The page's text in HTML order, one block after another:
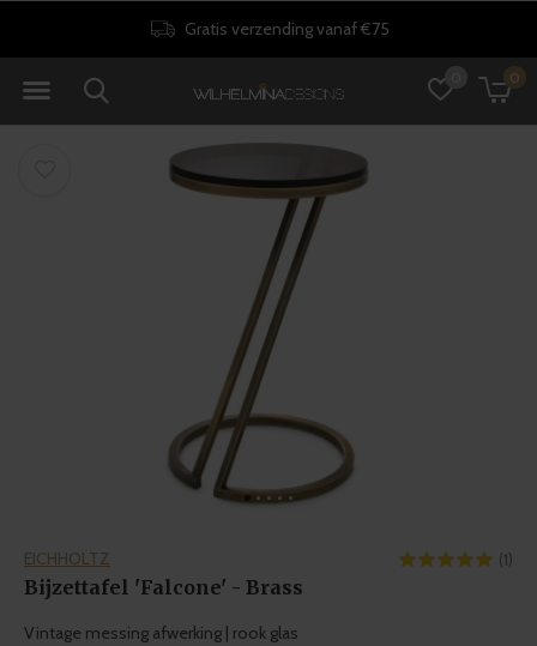
0
Gratis verzending vanaf €75
EICHHOLTZ (1)
Bijzettafel 'Falcone' - Brass
Vintage messing afwerking | rook glas